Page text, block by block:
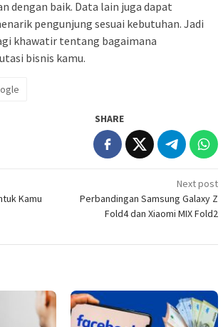
dengan baik. Data lain juga dapat
pengunjung sesuai kebutuhan. Jadi
khawatir tentang bagaimana
bisnis kamu.
SHARE
Kamu
Next post
Perbandingan Samsung Galaxy Z
Fold4 dan Xiaomi MIX Fold2